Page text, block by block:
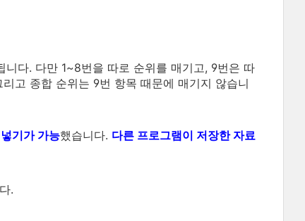
다. 다만 1~8번을 따로 순위를 매기고, 9번은 따
고 종합 순위는 9번 항목 때문에 매기지 않습니
기가 가능했습니다. 다른 프로그램이 저장한 자료
.